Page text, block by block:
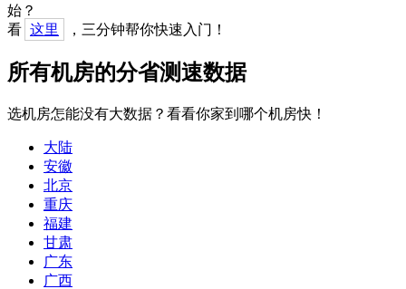
始？
看 这里 ，三分钟帮你快速入门！
所有机房的分省测速数据
选机房怎能没有大数据？看看你家到哪个机房快！
大陆
安徽
北京
重庆
福建
甘肃
广东
广西